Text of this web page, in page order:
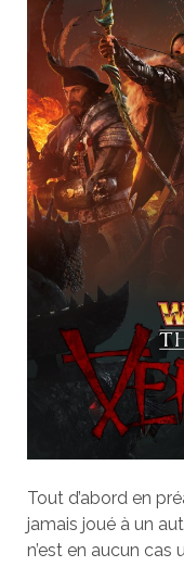
Tout d’abord en
jamais joué à un
n’est en aucun cas